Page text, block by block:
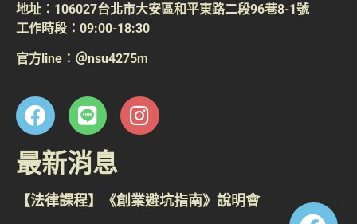
地址：106027台北市大安區和平東路二段96巷8-1號
工作時段：09:00-18:30
官方line：＠nsu4275m
最新消息
【法律課程】《創業避坑指南》說明會